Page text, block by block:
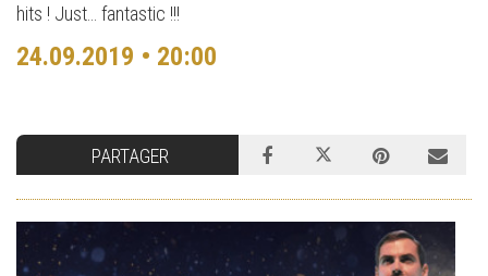
hits ! Just… fantastic !!!
24.09.2019 • 20:00
PARTAGER